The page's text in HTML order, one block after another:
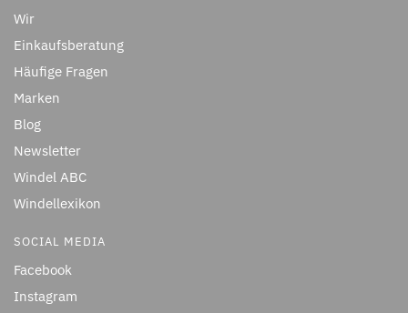
Wir
Einkaufsberatung
Häufige Fragen
Marken
Blog
Newsletter
Windel ABC
Windellexikon
SOCIAL MEDIA
Facebook
Instagram